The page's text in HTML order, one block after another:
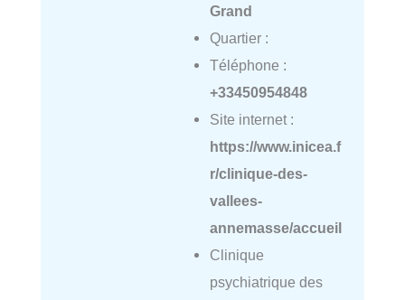
Grand
Quartier :
Téléphone :
+33450954848
Site internet :
https://www.inicea.f
r/clinique-des-
vallees-
annemasse/accueil
Clinique
psychiatrique des